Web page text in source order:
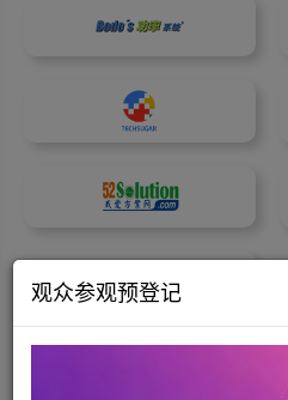
观众参观预登记